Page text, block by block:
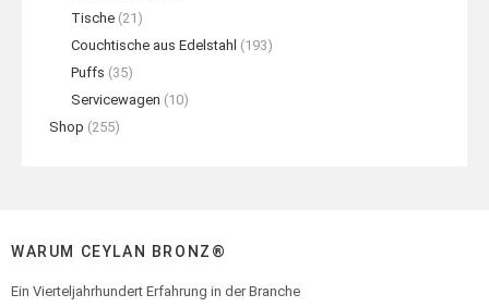
Tische (21)
Couchtische aus Edelstahl (193)
Puffs (35)
Servicewagen (10)
Shop (255)
WARUM CEYLAN BRONZ®
Ein Vierteljahrhundert Erfahrung in der Branche